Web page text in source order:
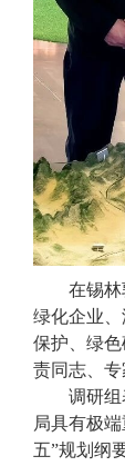
在锡
绿化企业
保护、绿
责同志、
调研
局具有极
五”规划纲